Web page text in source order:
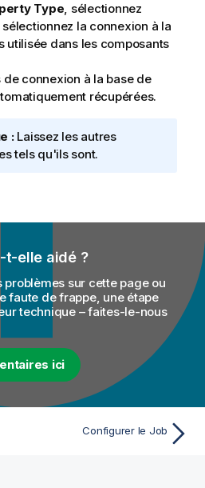
Type, sélectionnez
la connexion à la
utilisée dans les composants
connexion à la base de
récupérées.
:Laissez les autres
tels qu'ils sont.
t-elle aidé ?
sur cette page ou
faute de frappe, une étape
technique – faites-le-nous
ici
Configurer le Job